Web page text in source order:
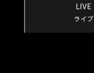
LIVE
ライブ